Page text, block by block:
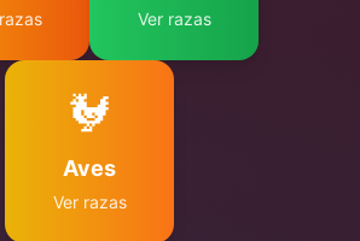
Ver razas
🐓
Aves
Ver razas